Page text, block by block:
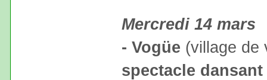
Mercredi 14 mars
- Vogüe (village
spectacle dansant